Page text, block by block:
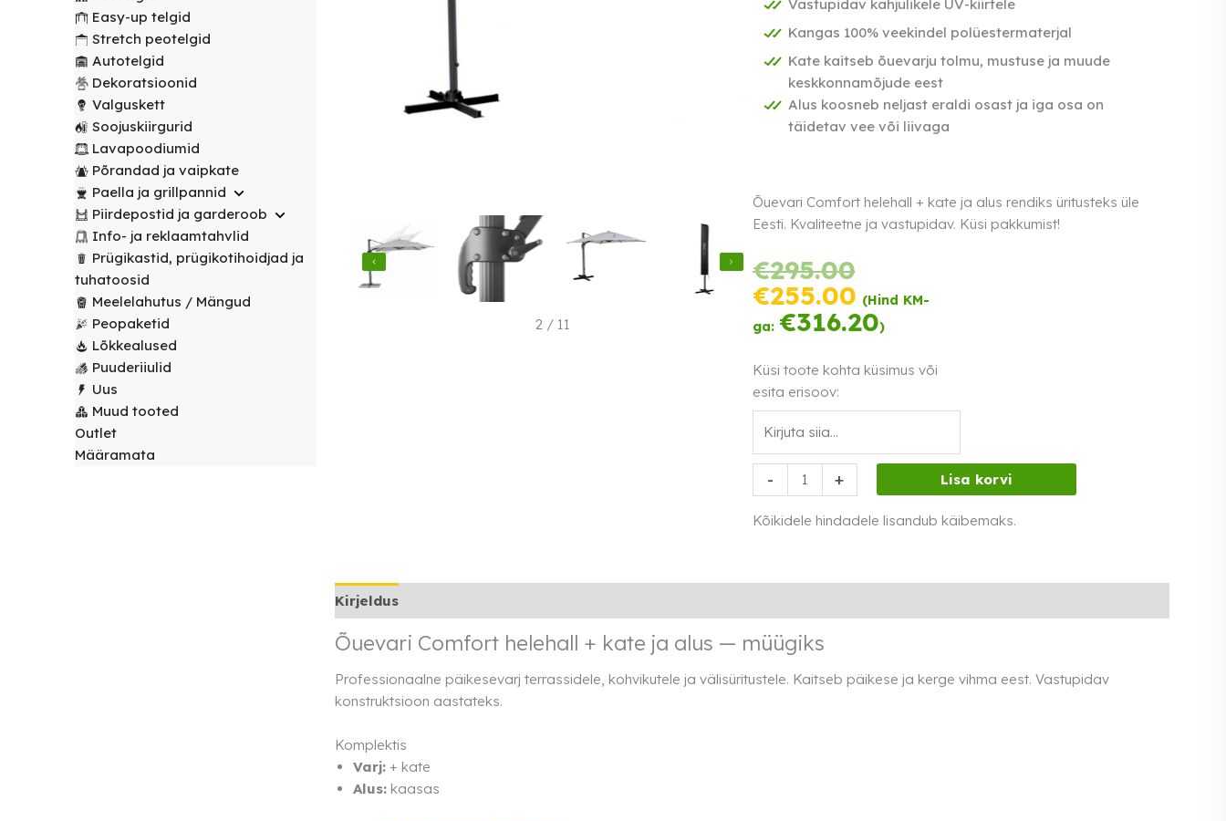
peotelgid
Peomööbel
Laudlinad
toolikatted
Ümmargused
Kandilised
Toolikatted
Servjetid ja
kaunistused
Valgustus
Valguskett POPULAARNE
Lauanõud
Lavapoodiumid
Mängud ja
meelelahutus
Muud
renditooted
Peopaketid
Prügikastid
peotelgid
Peomööbel
transpordikärud
Laudlinad
toolikatted
Ümmargused
laudlinad
Kandilised
Toolikatted
Prügikastid
Riidestanged
Meelelahutus
Puuderiiulid Easy-up telgid
Stretch peotelgid
Autotelgid
Dekoratsioonid
Valguskett
Soojuskiirgurid
Lavapoodiumid
Põrandad ja vaipkate
Paella ja grillpannid
Piirdepostid ja garderoob
Info- ja reklaamtahvlid
Prügikastid, prügikotihoidjad ja
tuhatoosid
Meelelahutus / Mängud
Peopaketid
Lõkkealused
Puuderiiulid
Uus
Muud tooted
Outlet
Määramata
2/ 11
Vastupidav kahjulikele UV-kiirtele
Kangas 100% veekindel polüestermaterjal
Kate kaitseb õuevarju tolmu, mustuse ja muude
keskkonnamõjude eest
Alus koosneb neljast eraldi osast ja iga osa on
täidetav vee või liivaga
Õuevari Comfort helehall + kate ja alus rendiks üritusteks üle
Eesti. Kvaliteetne ja vastupidav. Küsi pakkumist!
€295.00Algne
hind
oli:
€295.00.
€255.00Praegune
hind
on:
€255.00.
(Hind KM-
ga: €316.20)
Küsi toote kohta küsimus või
esita erisoov:
-
Comfort
helehall
ja
+ Lisa korvi
Kõikidele hindadele lisandub käibemaks.
Kirjeldus
Õuevari Comfort helehall + kate ja alus — müügiks
Professionaalne päikesevarj terrassidele, kohvikutele ja välisüritustele. Kaitseb päikese ja kerge vihma eest. Vastupidav
konstruktsioon aastateks.
Komplektis
Varj: + kate
Alus: kaasas